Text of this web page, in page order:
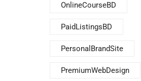
OnlineCourseBD
PaidListingsBD
PersonalBrandSite
PremiumWebDesign